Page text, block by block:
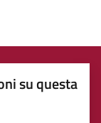
su questa